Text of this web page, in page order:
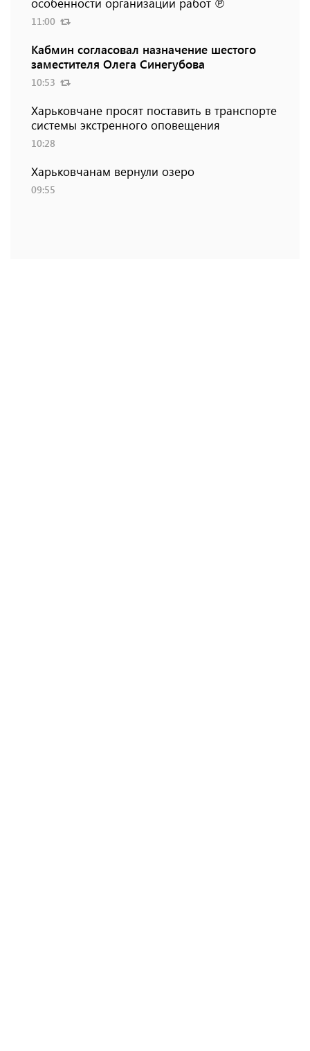
11:00
Кабмин согласовал назначение шестого
заместителя Олега Синегубова
10:53
Харьковчане просят поставить в транспорте
системы экстренного оповещения
10:28
Харьковчанам вернули озеро
09:55